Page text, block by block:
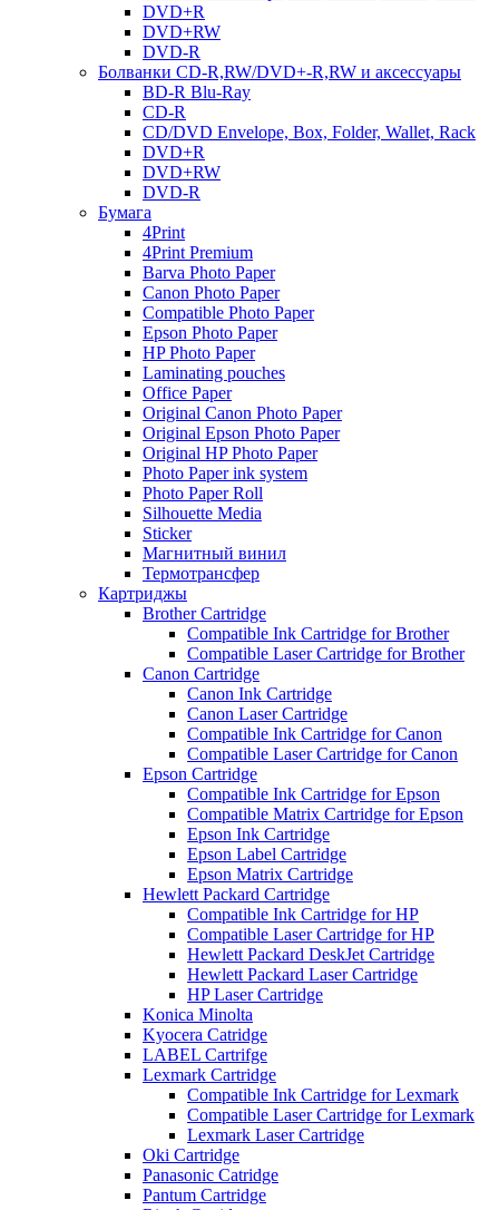
DVD+R
DVD+RW
DVD-R
Болванки CD-R,RW/DVD+-R,RW и аксессуары
BD-R Blu-Ray
CD-R
CD/DVD Envelope, Box, Folder, Wallet, Rack
DVD+R
DVD+RW
DVD-R
Бумага
4Print
4Print Premium
Barva Photo Paper
Canon Photo Paper
Compatible Photo Paper
Epson Photo Paper
HP Photo Paper
Laminating pouches
Office Paper
Original Canon Photo Paper
Original Epson Photo Paper
Original HP Photo Paper
Photo Paper ink system
Photo Paper Roll
Silhouette Media
Sticker
Магнитный винил
Термотрансфер
Картриджы
Brother Cartridge
Compatible Ink Cartridge for Brother
Compatible Laser Cartridge for Brother
Canon Cartridge
Canon Ink Cartridge
Canon Laser Cartridge
Compatible Ink Cartridge for Canon
Compatible Laser Cartridge for Canon
Epson Cartridge
Compatible Ink Cartridge for Epson
Compatible Matrix Cartridge for Epson
Epson Ink Cartridge
Epson Label Cartridge
Epson Matrix Cartridge
Hewlett Packard Cartridge
Compatible Ink Cartridge for HP
Compatible Laser Cartridge for HP
Hewlett Packard DeskJet Cartridge
Hewlett Packard Laser Cartridge
HP Laser Cartridge
Konica Minolta
Kyocera Catridge
LABEL Cartrifge
Lexmark Cartridge
Compatible Ink Cartridge for Lexmark
Compatible Laser Cartridge for Lexmark
Lexmark Laser Cartridge
Oki Cartridge
Panasonic Catridge
Pantum Cartridge